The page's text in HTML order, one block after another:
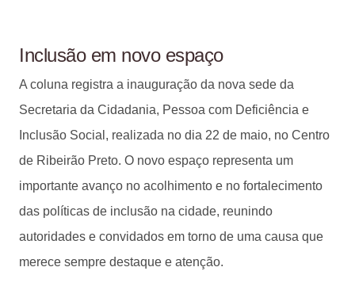
Inclusão em novo espaço
A coluna registra a inauguração da nova sede da
Secretaria da Cidadania, Pessoa com Deficiência e
Inclusão Social, realizada no dia 22 de maio, no Centro
de Ribeirão Preto. O novo espaço representa um
importante avanço no acolhimento e no fortalecimento
das políticas de inclusão na cidade, reunindo
autoridades e convidados em torno de uma causa que
merece sempre destaque e atenção.